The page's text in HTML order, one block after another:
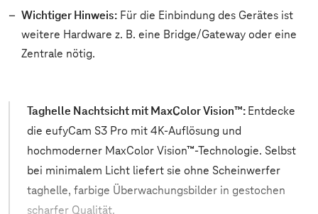
Wichtiger Hinweis: Für die Einbindung des Gerätes ist
weitere Hardware z. B. eine Bridge/Gateway oder eine
Zentrale nötig.
Taghelle Nachtsicht mit MaxColor Vision™:Entdecke
die eufyCam S3 Pro mit 4K-Auflösung und
hochmoderner MaxColor Vision™-Technologie. Selbst
bei minimalem Licht liefert sie ohne Scheinwerfer
taghelle, farbige Überwachungsbilder in gestochen
scharfer Qualität.